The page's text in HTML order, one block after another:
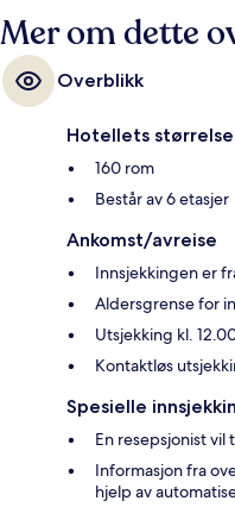
Mer om dette
Overblikk
Hotellets størrelse
160 rom
Består av 6 etasjer
Ankomst/avreise
Innsjekkingen er
Aldersgrense for
Utsjekking kl.
Kontaktløs
Spesielle
En resepsjonist
Informasjon fra
hjelp av